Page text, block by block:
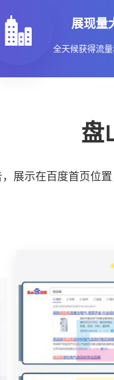
展现量
全天候获得流
盘
示在百度首页位